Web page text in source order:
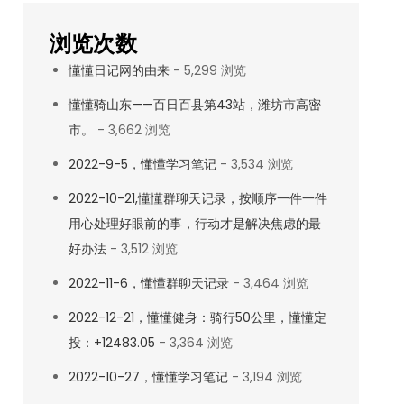
浏览次数
懂懂日记网的由来- 5,299 浏览
懂懂骑山东——百日百县第43站，潍坊市高密
市。
- 3,662 浏览
2022-9-5，懂懂学习笔记- 3,534 浏览
2022-10-21,懂懂群聊天记录，按顺序一件一件
用心处理好眼前的事，行动才是解决焦虑的最
好办法- 3,512 浏览
2022-11-6，懂懂群聊天记录- 3,464 浏览
2022-12-21，懂懂健身：骑行50公里，懂懂定
投：+12483.05 - 3,364 浏览
2022-10-27，懂懂学习笔记- 3,194 浏览